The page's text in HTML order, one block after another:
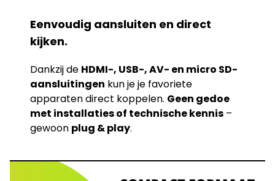
Eenvoudig aansluiten en direct
kijken.
Dankzij de HDMI-, USB-, AV- en micro SD-
aansluitingen kun je je favoriete
apparaten direct koppelen. Geen gedoe
met installaties of technische kennis –
gewoon plug & play.